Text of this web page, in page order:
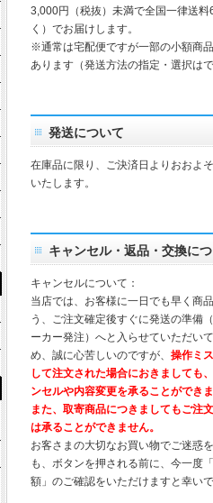
3,000円（税抜）未満で全国一律送
く）でお届けします。
※通常は宅配便ですが一部の小額商
あります（発送方法の指定・選択は
発送について
在庫品に限り、ご決済日よりおおよ
いたします。
キャンセル・返品・交換に
キャンセルについて：
当店では、お客様に一日でも早く商
う、ご注文確定後すぐに発送の準備
ーカー発注）へと入らせていただい
め、誠に心苦しいのですが、 操作ミ
して注文された場合におきましても
ンセルや内容変更を承ることができ
また、取寄商品につきましてもご注
は承ることができません。
お客さまの大切なお買い物でご迷惑
も、ボタンを押される前に、今一度
額」のご確認をいただけますと幸い